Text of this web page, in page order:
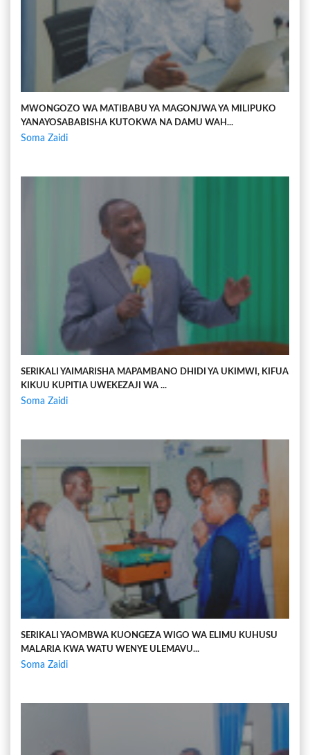
MWONGOZO WA MATIBABU YA MAGONJWA YA MILIPUKO
YANAYOSABABISHA KUTOKWA NA DAMU WAH...
Soma Zaidi
SERIKALI YAIMARISHA MAPAMBANO DHIDI YA UKIMWI, KIFUA
KIKUU KUPITIA UWEKEZAJI WA ...
Soma Zaidi
SERIKALI YAOMBWA KUONGEZA WIGO WA ELIMU KUHUSU
MALARIA KWA WATU WENYE ULEMAVU...
Soma Zaidi